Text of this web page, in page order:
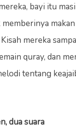
bayi itu
mereka
quray, dan
tentang
dua suara